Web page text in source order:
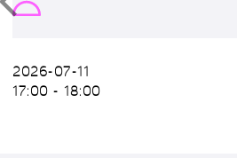
2026-07-11
17:00 - 18:00